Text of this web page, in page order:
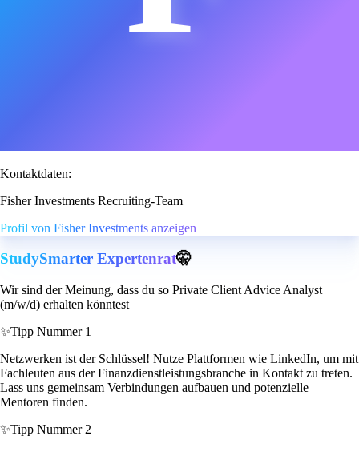
Kontaktdaten:
Fisher Investments Recruiting-Team
Profil von Fisher Investments anzeigen
StudySmarter Expertenrat🤫
Wir sind der Meinung, dass du so Private Client Advice Analyst
(m/w/d) erhalten könntest
✨Tipp Nummer 1
Netzwerken ist der Schlüssel! Nutze Plattformen wie LinkedIn, um mit
Fachleuten aus der Finanzdienstleistungsbranche in Kontakt zu treten.
Lass uns gemeinsam Verbindungen aufbauen und potenzielle
Mentoren finden.
✨Tipp Nummer 2